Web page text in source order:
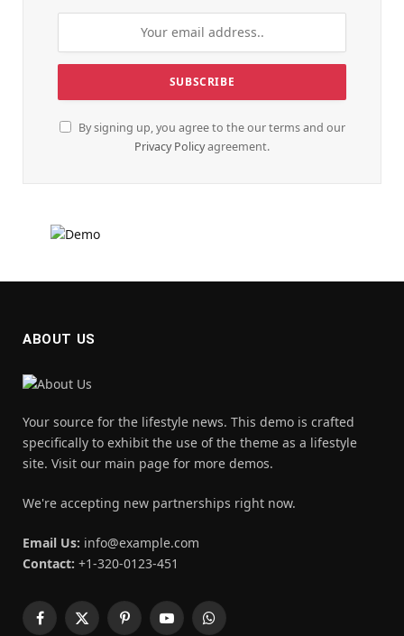
By signing up, you agree to the our terms and our
Privacy Policyagreement.
ABOUT US
Your source for the lifestyle news. This demo is crafted
specifically to exhibit the use of the theme as a lifestyle
site. Visit our main page for more demos.
We're accepting new partnerships right now.
Email Us: info@example.com
Contact: +1-320-0123-451
Facebook
X
PinterestYouTubeWhatsApp